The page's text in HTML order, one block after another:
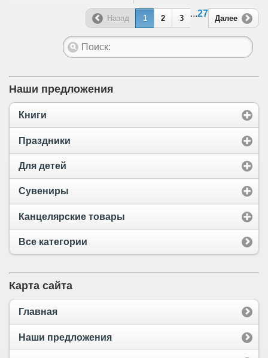
Назад 1 2 3
...27
Далее
Наши предложения
Книги
Праздники
Для детей
Сувениры
Канцелярские товары
Все категории
Карта сайта
Главная
Наши предложения